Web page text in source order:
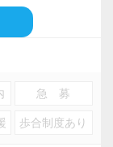
、海外移
ートを行っ
急 募
歩合制度あり